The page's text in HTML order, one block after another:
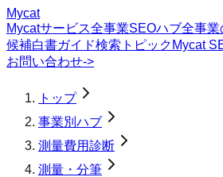
Mycat
Mycatサービス全事業SEOハブ全事業
候補白書ガイド検索トピック Mycat
お問い合わせ->
トップ
事業別ハブ
測量費用診断
測量・分筆